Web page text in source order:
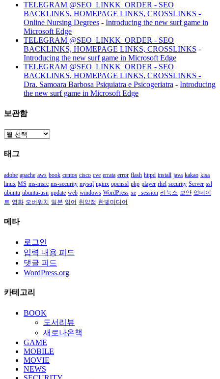
TELEGRAM @SEO_LINKK_ORDER - SEO
BACKLINKS, HOMEPAGE LINKS, CROSSLINKS -
Online Nursing Degrees - Introducing the new surf game in
Microsoft Edge
TELEGRAM @SEO_LINKK_ORDER - SEO
BACKLINKS, HOMEPAGE LINKS, CROSSLINKS -
Introducing the new surf game in Microsoft Edge
TELEGRAM @SEO_LINKK_ORDER - SEO
BACKLINKS, HOMEPAGE LINKS, CROSSLINKS -
Dra. Samoara Barbosa Psiquiatra e Psicogeriatra - Introducing
the new surf game in Microsoft Edge
보관함
보
함
태그
adobe apache aws book centos cisco cve errata error flash httpd install java kakao kisa
linux MS ms-msrc ms-security mysql nginx openssl php player rhel security Server ssl
ubuntu ubuntu-usn update web windows WordPress xe _session 리눅스 보안 업데이
트 영화 오버워치 일본 읽어 취약점 한빛미디어
메타
로그인
입력 내용 피드
댓글 피드
WordPress.org
카테고리
BOOK
도서리뷰
새로나온책
GAME
MOBILE
MOVIE
NEWS